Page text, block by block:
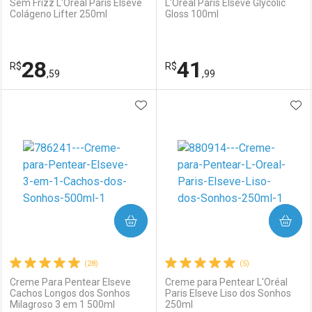
Ativar Desconto
Comprar sem Desconto
Por R$ 52,59/cada
Por R$ 52,59/cada
Comprar sem Desconto
Por R$ 25,59/cada
Por R$ 25,59/cada
Sem Frizz L'Oréal Paris Elseve
Colágeno Lifter 250ml
R$28,59
Laboratório
Por Menos
L'Oréal Paris Elseve Glycolic
Gloss 100ml
R$41 ,99
Laboratório
Por Menos
(28)
Creme Para Pentear Elseve
Cachos Longos dos Sonhos
Milagroso 3 em 1 500ml
ADICIONAR AOS FAVORITOS
COMPRAR
(5)
Creme para Pentear L'Oréal
Paris Elseve Liso dos Sonhos
250ml
COMPRAR